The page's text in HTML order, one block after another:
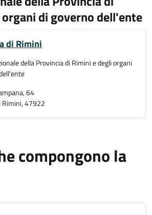
di governo dell'ente
di Rimini
della Provincia di Rimini e degli organi
64
Rimini, 47922
compongono la